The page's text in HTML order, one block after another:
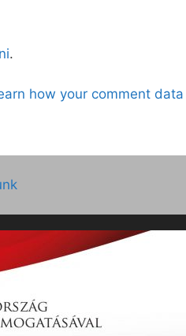
.
how your comment